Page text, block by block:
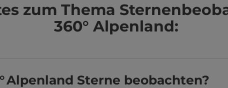
zum Thema
360° Alpenland:
Alpenland Sterne beobachten?